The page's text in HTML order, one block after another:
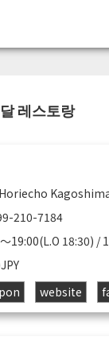
레스토랑
210-7184
19:00(L.O 18:30)
website